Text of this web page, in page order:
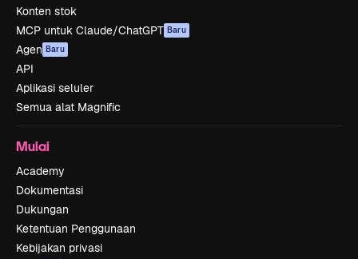
Konten stok
MCP untuk Claude/ChatGPT Baru
Agen Baru
API
Aplikasi seluler
Semua alat Magnific
Mulai
Academy
Dokumentasi
Dukungan
Ketentuan Penggunaan
Kebijakan privasi